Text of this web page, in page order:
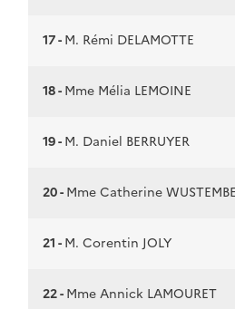
17 -M. Rémi DELAMOTTE
18 -Mme Mélia LEMOINE
19 -M. Daniel BERRUYER
20 -Mme Catherine
21 -M. Corentin JOLY
22 -Mme Annick LAMOURET